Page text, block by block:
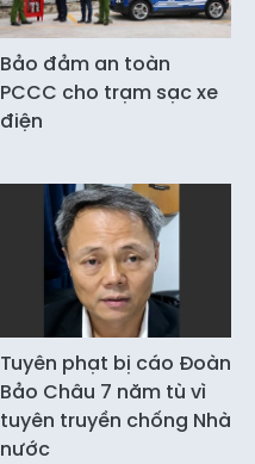
Bảo đảm an toàn
PCCC cho trạm sạc xe
điện
Tuyên phạt bị cáo Đoàn
Bảo Châu 7 năm tù vì
tuyên truyền chống Nhà
nước